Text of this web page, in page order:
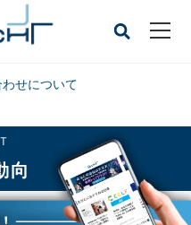
せについて
向